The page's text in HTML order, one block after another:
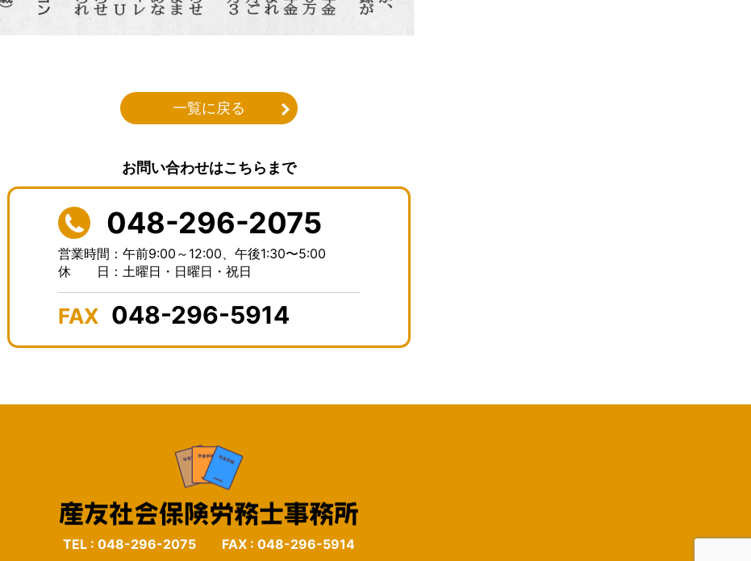
一覧に戻る
お問い合わせはこちらまで
048-296-2075
営業時間：午前9:00～12:00、 午後1:30〜5:00
休 日：土曜日・日曜日・祝日
FAX 048-296-5914
TEL : 048-296-2075 FAX : 048-296-5914